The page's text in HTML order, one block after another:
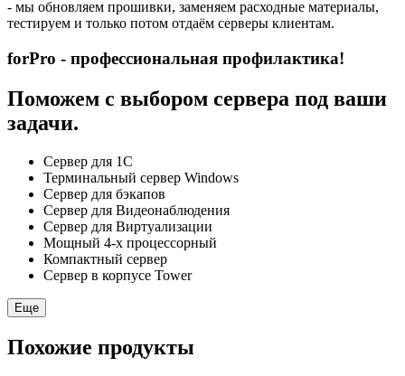
- мы обновляем прошивки, заменяем расходные материалы,
тестируем и только потом отдаём серверы клиентам.
forPro - профессиональная профилактика!
Поможем с выбором сервера под ваши
задачи.
Сервер для 1С
Терминальный сервер Windows
Сервер для бэкапов
Сервер для Видеонаблюдения
Сервер для Виртуализации
Мощный 4-х процессорный
Компактный сервер
Сервер в корпусе Tower
Еще
Похожие продукты